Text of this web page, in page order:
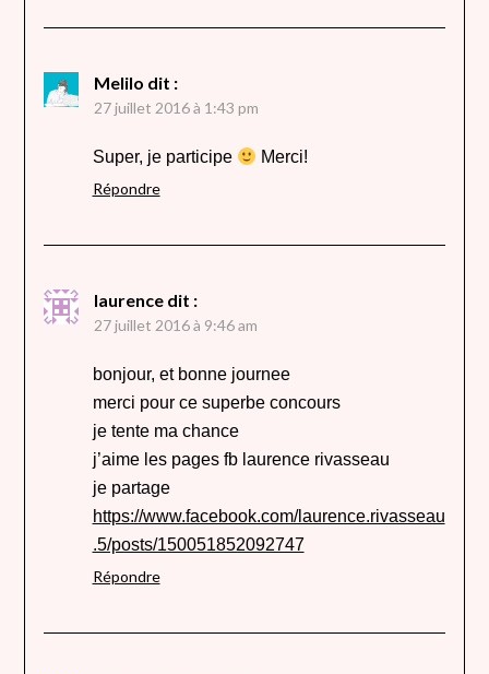
Melilo dit :
27 juillet 2016 à 1:43 pm
Super, je participe
Merci!
Répondre
laurence dit :
27 juillet 2016 à 9:46 am
bonjour, et bonne journee
merci pour ce superbe concours
je tente ma chance
j’aime les pages fb laurence rivasseau
je partage
https://www.facebook.com/laurence.rivasseau
.5/posts/150051852092747
Répondre